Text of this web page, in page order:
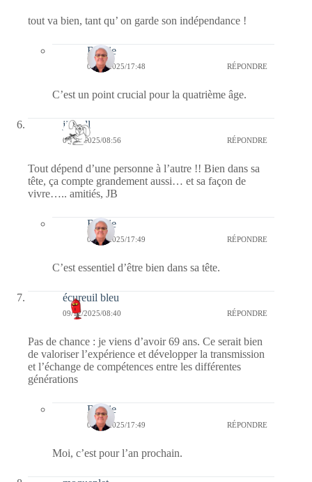
tout va bien, tant qu’ on garde son indépendance !
Bernie
09/12/2025/17:48 RÉPONDRE
C’est un point crucial pour la quatrième âge.
jill bill
09/12/2025/08:56 RÉPONDRE
Tout dépend d’une personne à l’autre !! Bien dans sa
tête, ça compte grandement aussi… et sa façon de
vivre….. amitiés, JB
Bernie
09/12/2025/17:49 RÉPONDRE
C’est essentiel d’être bien dans sa tête.
écureuil bleu
09/12/2025/08:40 RÉPONDRE
Pas de chance : je viens d’avoir 69 ans. Ce serait bien
de valoriser l’expérience et développer la transmission
et l’échange de compétences entre les différentes
générations
Bernie
09/12/2025/17:49 RÉPONDRE
Moi, c’est pour l’an prochain.